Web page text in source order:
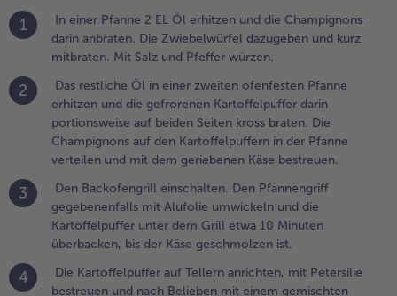
bestreuen.
Alufolie
und
dem Grill
10
1
In einer Pfanne 2 EL Öl erhitzen und die Champignons
darin anbraten. Die Zwiebelwürfel dazugeben und kurz
mitbraten. Mit Salz und Pfeffer würzen.
2
Das restliche Öl in einer zweiten ofenfesten Pfanne
erhitzen und die gefrorenen Kartoffelpuffer darin
portionsweise auf beiden Seiten kross braten. Die
Champignons auf den Kartoffelpuffern in der Pfanne
verteilen und mit dem geriebenen Käse bestreuen.
3
Den Backofengrill einschalten. Den Pfannengriff
gegebenenfalls mit Alufolie umwickeln und die
Kartoffelpuffer unter dem Grill etwa 10 Minuten
überbacken, bis der Käse geschmolzen ist.
4
Die Kartoffelpuffer auf Tellern anrichten, mit Petersilie
bestreuen und nach Belieben mit einem gemischten